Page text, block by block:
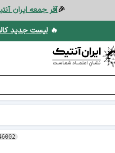
🎉آفر جمعه ایران
🔥لیست جدید کالاها: